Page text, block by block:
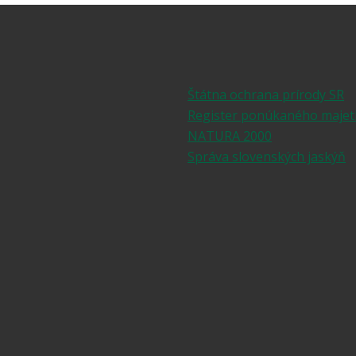
Štátna ochrana prírody SR
Register ponúkaného
NATURA 2000
Správa slovenských jaskýň